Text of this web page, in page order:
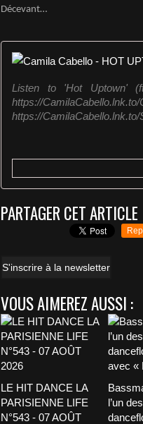
Décevant…
Listen to 'Hot Uptown'
https://
https://
PARTAGER CET ARTICLE
S'inscrire à la newsletter
VOUS AIMEREZ AUSSI :
LE HIT DANCE LA
PARISIENNE LIFE
N°543 - 07 AOÛT
l’un